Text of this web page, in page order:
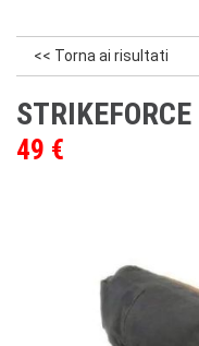
<< Torna ai risultati
STRIKEFORCE
49 €